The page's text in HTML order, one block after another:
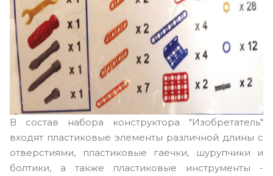
В состав набора конструктора "Изобретатель"
входят пластиковые элементы различной длины с
отверстиями, пластиковые гаечки, шурупчики и
болтики, а также пластиковые инструменты -